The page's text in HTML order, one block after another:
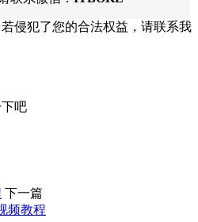
侵犯了您的合法权益，请联系我
吧
下一篇
频教程